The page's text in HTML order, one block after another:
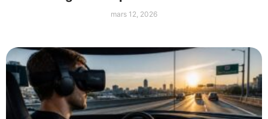
mars 12, 2026